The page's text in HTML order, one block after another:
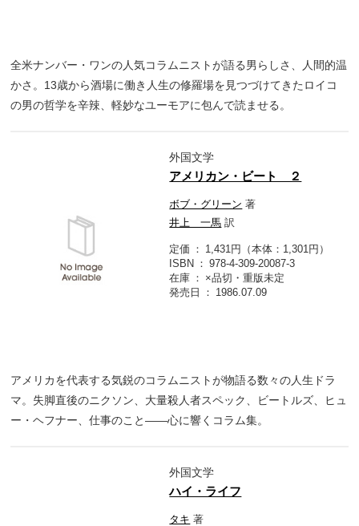
全米ナンバー・ワンの人気コラムニストが語る男らしさ、人間的温
かさ。13歳から酒場に働き人生の修羅場を見つづけてきたロイコ
の男の哲学を辛辣、軽妙なユーモアに包んで読ませる。
外国文学
アメリカン・ビート ２
ボブ・グリーン 著
井上 一馬 訳
定価
1,431円（本体：1,301円）
ISBN
978-4-309-20087-3
在庫
×品切・重版未定
発売日
1986.07.09
アメリカを代表する気鋭のコラムニストが物語る数々の人生ドラ
マ。失脚直後のニクソン、大量殺人者スペック、ビートルズ、ヒュ
ー・ヘフナー、仕事のこと――心に響くコラム集。
外国文学
ハイ・ライフ
タキ 著